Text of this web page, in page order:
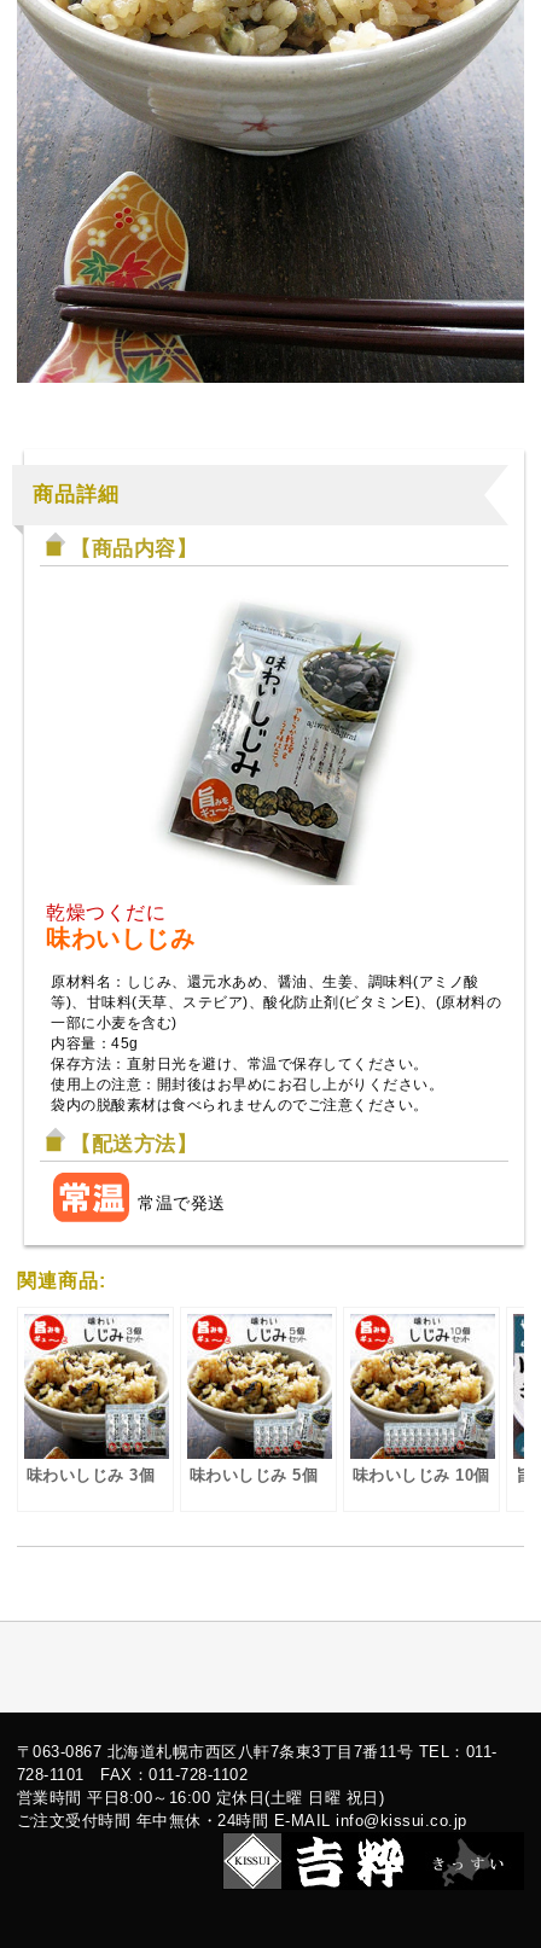
商品詳細
【商品内容】
乾燥つくだに
味わいしじみ
原材料名：しじみ、還元水あめ、醤油、生姜、調味料(アミノ酸
等)、甘味料(天草、ステビア)、酸化防止剤(ビタミンE)、(原材料の
一部に小麦を含む)
内容量：45g
保存方法：直射日光を避け、常温で保存してください。
使用上の注意：開封後はお早めにお召し上がりください。
袋内の脱酸素材は食べられませんのでご注意ください。
【配送方法】
常温で発送
関連商品:
味わいしじみ 3個 味わいしじみ 5個 味わいしじみ 10個 旨
〒063-0867 北海道札幌市西区八軒7条東3丁目7番11号 TEL：011-
728-1101 FAX：011-728-1102
営業時間 平日8:00～16:00 定休日(土曜 日曜 祝日)
ご注文受付時間 年中無休・24時間 E-MAIL info@kissui.co.jp